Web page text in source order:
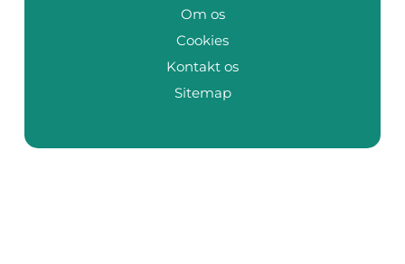
Om os
Cookies
Kontakt os
Sitemap